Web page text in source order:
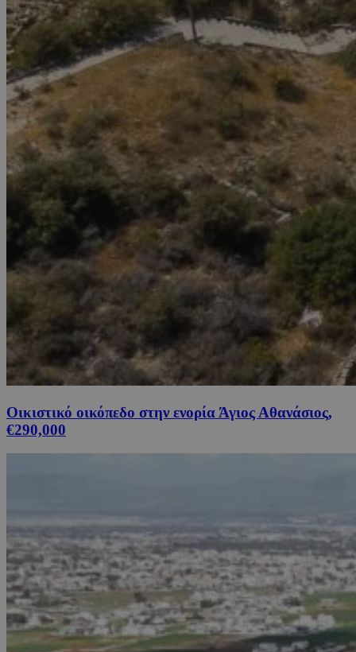
Οικιστικό οικόπεδο στην ενορία Άγιος Αθανάσιος,
€290,000